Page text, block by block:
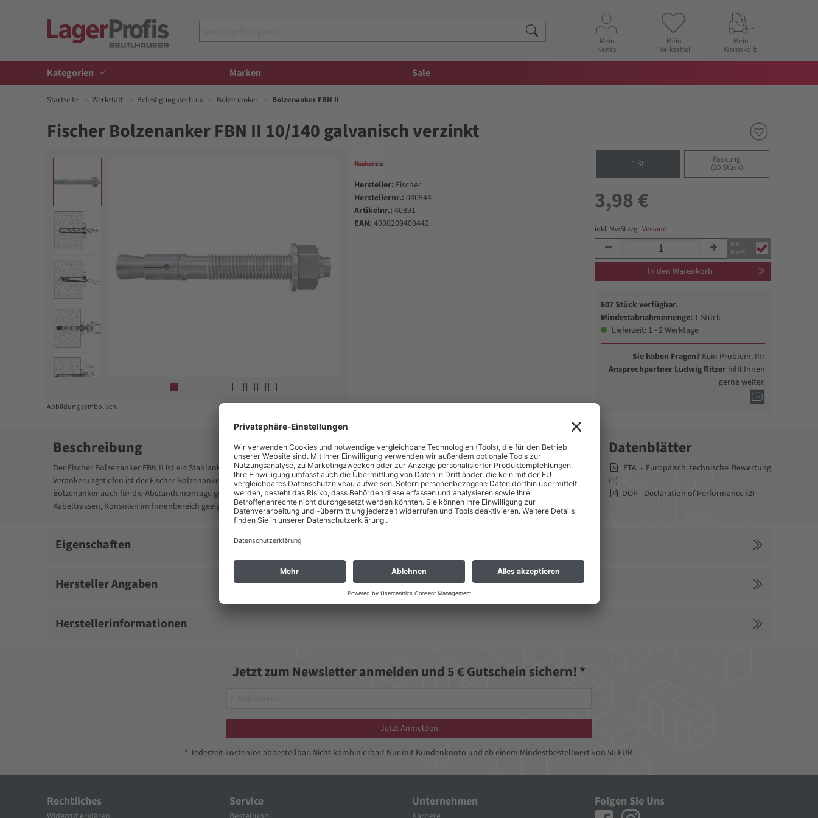
Mein
Konto
Mein
Merkzettel
Mein
Warenkorb
Kategorien Marken Sale
Startseite Werkstatt Befestigungstechnik Bolzenanker Bolzenanker FBN II
Fischer Bolzenanker FBN II 10/140 galvanisch verzinkt
Item
1
of
10
Abbildung symbolisch.
Hersteller: Fischer
Herstellernr.: 040944
Artikelnr.: 40891
EAN: 4006209409442
1 St. Packung
(20 Stück)
3,98 €
inkl. MwSt zzgl.Versand
Mit
MwSt
In den Warenkorb
607 Stück verfügbar.
Mindestabnahmemenge: 1 Stück
Lieferzeit: 1 - 2 Werktage
Sie haben Fragen? Kein Problem. Ihr
Ansprechpartner Ludwig Ritzer hilft Ihnen
gerne weiter.
Beschreibung
Der Fischer Bolzenanker FBN II ist ein Stahlanker für wirtschaftliche Befestigungen in ungerissenem Beton. Dank des langen Gewindes und der zwei
Verankerungstiefen ist der Fischer Bolzenanker FBN II besonders flexibel einzusetzen. Neben der Vorsteck- und der Durchsteckmontage ist der
Bolzenanker auch für die Abstandsmontage geeignet. In der Ausführung aus galvanisch verzinktem Stahl ist der Bolzenanker für Geländer,
Kabeltrassen, Konsolen im Innenbereich geeignet.
Datenblätter
ETA - Europäisch technische Bewertung
(1)
DOP - Declaration of Performance (2)
Eigenschaften
Hersteller Angaben
Herstellerinformationen
Jetzt zum Newsletter anmelden und 5 € Gutschein sichern! *
Jetzt Anmelden
* Jederzeit kostenlos abbestellbar. Nicht kombinierbar! Nur mit Kundenkonto und ab einem Mindestbestellwert von 50 EUR.
Rechtliches Service Unternehmen Folgen Sie Uns